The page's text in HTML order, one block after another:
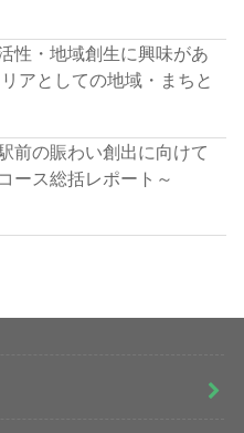
性・地域創生に興味があ
アとしての地域・まちと
前の賑わい創出に向けて
ース総括レポート～